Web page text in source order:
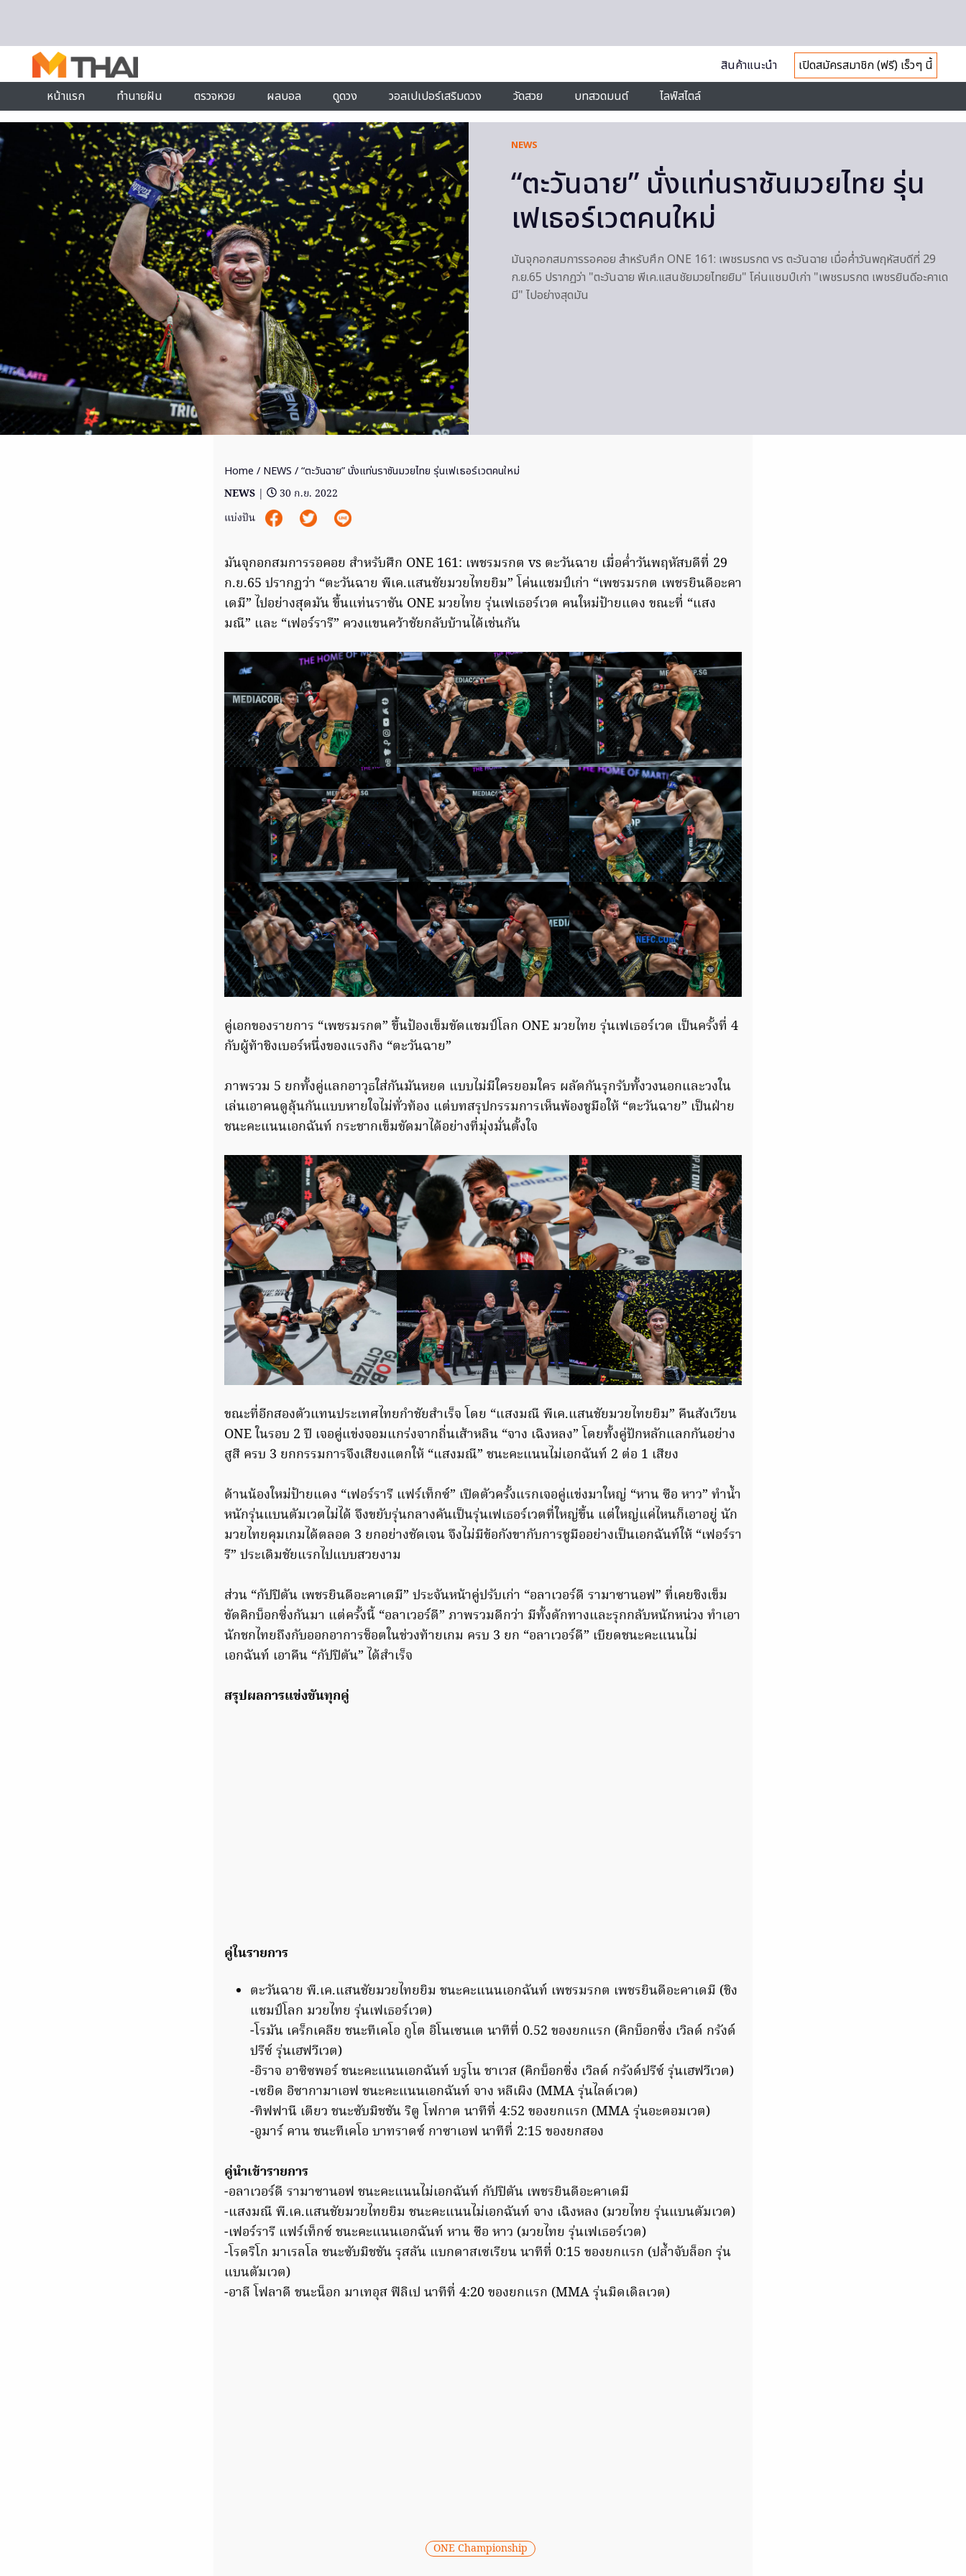
สินค้าแนะนำ
เปิดสมัครสมาชิก (ฟรี) เร็วๆ นี้
หน้าแรก
ทำนายฝัน ตรวจหวย ผลบอล ดูดวง วอลเปเปอร์เสริมดวง วัดสวย บทสวดมนต์ ไลฟ์สไตล์
NEWS
“ตะวันฉาย” นั่งแท่นราชันมวยไทย รุ่น
เฟเธอร์เวตคนใหม่
มันจุกอกสมการรอคอย สำหรับศึก ONE 161: เพชรมรกต vs ตะวันฉาย เมื่อค่ำวันพฤหัสบดีที่ 29
ก.ย.65 ปรากฏว่า "ตะวันฉาย พีเค.แสนชัยมวยไทยยิม" โค่นแชมป์เก่า "เพชรมรกต เพชรยินดีอะคาเด
มี" ไปอย่างสุดมัน
Home / NEWS / “ตะวันฉาย” นั่งแท่นราชันมวยไทย รุ่นเฟเธอร์เวตคนใหม่
NEWS |
30 ก.ย. 2022
แบ่งปัน
มันจุกอกสมการรอคอย สำหรับศึก ONE 161: เพชรมรกต vs ตะวันฉาย เมื่อค่ำวันพฤหัสบดีที่ 29
ก.ย.65 ปรากฏว่า “ตะวันฉาย พีเค.แสนชัยมวยไทยยิม” โค่นแชมป์เก่า “เพชรมรกต เพชรยินดีอะคา
เดมี” ไปอย่างสุดมัน ขึ้นแท่นราชัน ONE มวยไทย รุ่นเฟเธอร์เวต คนใหม่ป้ายแดง ขณะที่ “แสง
มณี” และ “เฟอร์รารี” ควงแขนคว้าชัยกลับบ้านได้เช่นกัน
คู่เอกของรายการ “เพชรมรกต” ขึ้นป้องเข็มขัดแชมป์โลก ONE มวยไทย รุ่นเฟเธอร์เวต เป็นครั้งที่ 4
กับผู้ท้าชิงเบอร์หนึ่งของแรงกิง “ตะวันฉาย”
ภาพรวม 5 ยกทั้งคู่แลกอาวุธใส่กันมันหยด แบบไม่มีใครยอมใคร ผลัดกันรุกรับทั้งวงนอกและวงใน
เล่นเอาคนดูลุ้นกันแบบหายใจไม่ทั่วท้อง แต่บทสรุปกรรมการเห็นพ้องชูมือให้ “ตะวันฉาย” เป็นฝ่าย
ชนะคะแนนเอกฉันท์ กระชากเข็มขัดมาได้อย่างที่มุ่งมั่นตั้งใจ
ขณะที่อีกสองตัวแทนประเทศไทยกำชัยสำเร็จ โดย “แสงมณี พีเค.แสนชัยมวยไทยยิม” คืนสังเวียน
ONE ในรอบ 2 ปี เจอคู่แข่งจอมแกร่งจากถิ่นเส้าหลิน “จาง เฉิงหลง” โดยทั้งคู่ปักหลักแลกกันอย่าง
สูสี ครบ 3 ยกกรรมการจึงเสียงแตกให้ “แสงมณี” ชนะคะแนนไม่เอกฉันท์ 2 ต่อ 1 เสียง
ด้านน้องใหม่ป้ายแดง “เฟอร์รารี แฟร์เท็กซ์” เปิดตัวครั้งแรกเจอคู่แข่งมาใหญ่ “หาน ซือ หาว” ทำน้ำ
หนักรุ่นแบนตัมเวตไม่ได้ จึงขยับรุ่นกลางคันเป็นรุ่นเฟเธอร์เวตที่ใหญ่ขึ้น แต่ใหญ่แค่ไหนก็เอาอยู่ นัก
มวยไทยคุมเกมได้ตลอด 3 ยกอย่างชัดเจน จึงไม่มีข้อกังขากับการชูมืออย่างเป็นเอกฉันท์ให้ “เฟอร์รา
รี” ประเดิมชัยแรกไปแบบสวยงาม
ส่วน “กัปปิตัน เพชรยินดีอะคาเดมี” ประจันหน้าคู่ปรับเก่า “อลาเวอร์ดี รามาซานอฟ” ที่เคยชิงเข็ม
ขัดคิกบ็อกซิ่งกันมา แต่ครั้งนี้ “อลาเวอร์ดี” ภาพรวมดีกว่า มีทั้งดักทางและรุกกลับหนักหน่วง ทำเอา
นักชกไทยถึงกับออกอาการช็อตในช่วงท้ายเกม ครบ 3 ยก “อลาเวอร์ดี” เบียดชนะคะแนนไม่
เอกฉันท์ เอาคืน “กัปปิตัน” ได้สำเร็จ
สรุปผลการแข่งขันทุกคู่
คู่ในรายการ
ตะวันฉาย พี.เค.แสนชัยมวยไทยยิม ชนะคะแนนเอกฉันท์ เพชรมรกต เพชรยินดีอะคาเดมี (ชิง
แชมป์โลก มวยไทย รุ่นเฟเธอร์เวต)
-โรมัน เคร็กเคลีย ชนะทีเคโอ กูโต อิโนเซนเต นาทีที่ 0.52 ของยกแรก (คิกบ็อกซิ่ง เวิลด์​ กรังด์
ปรีซ์ รุ่นเฮฟวีเวต)
-อิราจ อาซิซพอร์ ชนะคะแนนเอกฉันท์ บรูโน ชาเวส (คิกบ็อกซิ่ง เวิลด์​ กรังด์ปรีซ์ รุ่นเฮฟวีเวต)
-เซยิด อิซากามาเอฟ ชนะคะแนนเอกฉันท์ จาง หลีเผิง (MMA รุ่นไลต์เวต)
-ทิฟฟานี เตียว ชนะซับมิชชัน ริตู โฟกาต นาทีที่ 4:52 ของยกแรก (MMA รุ่นอะตอมเวต)
-อูมาร์ คาน ชนะทีเคโอ บาทราดซ์ กาซาเอฟ นาทีที่ 2:15 ของยกสอง
คู่นำเข้ารายการ
-อลาเวอร์ดี รามาซานอฟ ชนะคะแนนไม่เอกฉันท์ กัปปิตัน เพชรยินดีอะคาเดมี
-แสงมณี พี.เค.แสนชัยมวยไทยยิม ชนะคะแนนไม่เอกฉันท์ จาง เฉิงหลง (มวยไทย รุ่นแบนตัมเวต)
-เฟอร์รารี แฟร์เท็กซ์ ชนะคะแนนเอกฉันท์ หาน ซือ หาว (มวยไทย รุ่นเฟเธอร์เวต)
-โรดริโก มาเรลโล ชนะซับมิชชัน รุสลัน แบกดาสเซเรียน นาทีที่ 0:15 ของยกแรก (ปล้ำจับล็อก รุ่น
แบนตัมเวต)
-อาลี โฟลาดี ชนะน็อก มาเทอุส ฟิลิเป นาทีที่ 4:20 ของยกแรก (MMA รุ่นมิดเดิลเวต)
ONE Championship